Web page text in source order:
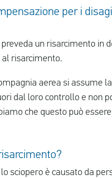
per i
un risarcimento in
al risarcimento.
aerea si assume
dal loro controllo e non
che questo può
sciopero è causato da